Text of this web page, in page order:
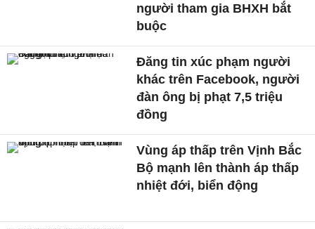
người tham gia BHXH bắt
buộc
Đăng tin xúc phạm người
khác trên Facebook, người
đàn ông bị phạt 7,5 triệu
đồng
Vùng áp thấp trên Vịnh Bắc
Bộ mạnh lên thành áp thấp
nhiệt đới, biển động